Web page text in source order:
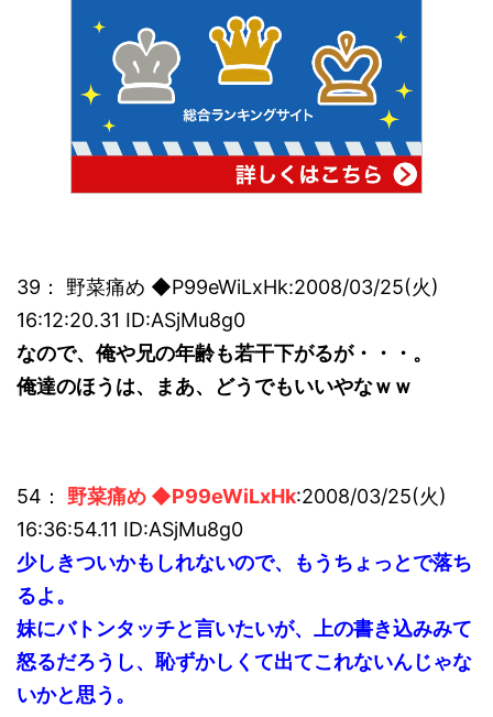
39： 野菜痛め ◆P99eWiLxHk:2008/03/25(火)
16:12:20.31 ID:ASjMu8g0
なので、俺や兄の年齢も若干下がるが・・・。
俺達のほうは、まあ、どうでもいいやなｗｗ
54： 野菜痛め ◆P99eWiLxHk:2008/03/25(火)
16:36:54.11 ID:ASjMu8g0
少しきついかもしれないので、もうちょっとで落ち
るよ。
妹にバトンタッチと言いたいが、上の書き込みみて
怒るだろうし、恥ずかしくて出てこれないんじゃな
いかと思う。